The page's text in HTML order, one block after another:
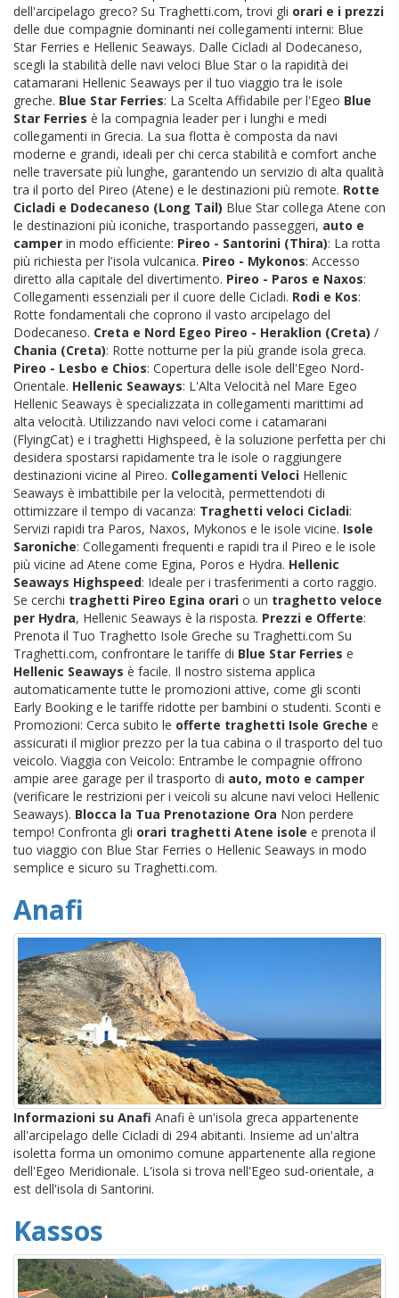
dell'arcipelago greco? Su Traghetti.com, trovi gli orari e i prezzi
delle due compagnie dominanti nei collegamenti interni: Blue
Star Ferries e Hellenic Seaways. Dalle Cicladi al Dodecaneso,
scegli la stabilità delle navi veloci Blue Star o la rapidità dei
catamarani Hellenic Seaways per il tuo viaggio tra le isole
greche. Blue Star Ferries: La Scelta Affidabile per l'Egeo Blue
Star Ferries è la compagnia leader per i lunghi e medi
collegamenti in Grecia. La sua flotta è composta da navi
moderne e grandi, ideali per chi cerca stabilità e comfort anche
nelle traversate più lunghe, garantendo un servizio di alta qualità
tra il porto del Pireo (Atene) e le destinazioni più remote. Rotte
Cicladi e Dodecaneso (Long Tail) Blue Star collega Atene con
le destinazioni più iconiche, trasportando passeggeri, auto e
camper in modo efficiente: Pireo - Santorini (Thira): La rotta
più richiesta per l'isola vulcanica. Pireo - Mykonos: Accesso
diretto alla capitale del divertimento. Pireo - Paros e Naxos:
Collegamenti essenziali per il cuore delle Cicladi. Rodi e Kos:
Rotte fondamentali che coprono il vasto arcipelago del
Dodecaneso. Creta e Nord Egeo Pireo - Heraklion (Creta) /
Chania (Creta): Rotte notturne per la più grande isola greca.
Pireo - Lesbo e Chios: Copertura delle isole dell'Egeo Nord-
Orientale. Hellenic Seaways: L'Alta Velocità nel Mare Egeo
Hellenic Seaways è specializzata in collegamenti marittimi ad
alta velocità. Utilizzando navi veloci come i catamarani
(FlyingCat) e i traghetti Highspeed, è la soluzione perfetta per chi
desidera spostarsi rapidamente tra le isole o raggiungere
destinazioni vicine al Pireo. Collegamenti Veloci Hellenic
Seaways è imbattibile per la velocità, permettendoti di
ottimizzare il tempo di vacanza: Traghetti veloci Cicladi:
Servizi rapidi tra Paros, Naxos, Mykonos e le isole vicine. Isole
Saroniche: Collegamenti frequenti e rapidi tra il Pireo e le isole
più vicine ad Atene come Egina, Poros e Hydra. Hellenic
Seaways Highspeed: Ideale per i trasferimenti a corto raggio.
Se cerchi traghetti Pireo Egina orari o un traghetto veloce
per Hydra, Hellenic Seaways è la risposta. Prezzi e Offerte:
Prenota il Tuo Traghetto Isole Greche su Traghetti.com Su
Traghetti.com, confrontare le tariffe di Blue Star Ferries e
Hellenic Seaways è facile. Il nostro sistema applica
automaticamente tutte le promozioni attive, come gli sconti
Early Booking e le tariffe ridotte per bambini o studenti. Sconti e
Promozioni: Cerca subito le offerte traghetti Isole Greche e
assicurati il miglior prezzo per la tua cabina o il trasporto del tuo
veicolo. Viaggia con Veicolo: Entrambe le compagnie offrono
ampie aree garage per il trasporto di auto, moto e camper
(verificare le restrizioni per i veicoli su alcune navi veloci Hellenic
Seaways). Blocca la Tua Prenotazione Ora Non perdere
tempo! Confronta gli orari traghetti Atene isole e prenota il
tuo viaggio con Blue Star Ferries o Hellenic Seaways in modo
semplice e sicuro su Traghetti.com.
Anafi
Informazioni su Anafi Anafi è un'isola greca appartenente
all'arcipelago delle Cicladi di 294 abitanti. Insieme ad un'altra
isoletta forma un omonimo comune appartenente alla regione
dell'Egeo Meridionale. L'isola si trova nell'Egeo sud-orientale, a
est dell'isola di Santorini.
Kassos